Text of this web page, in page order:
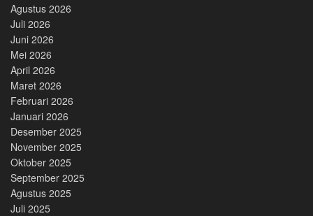
Agustus 2026
Juli 2026
Juni 2026
Mei 2026
April 2026
Maret 2026
Februari 2026
Januari 2026
Desember 2025
November 2025
Oktober 2025
September 2025
Agustus 2025
Juli 2025